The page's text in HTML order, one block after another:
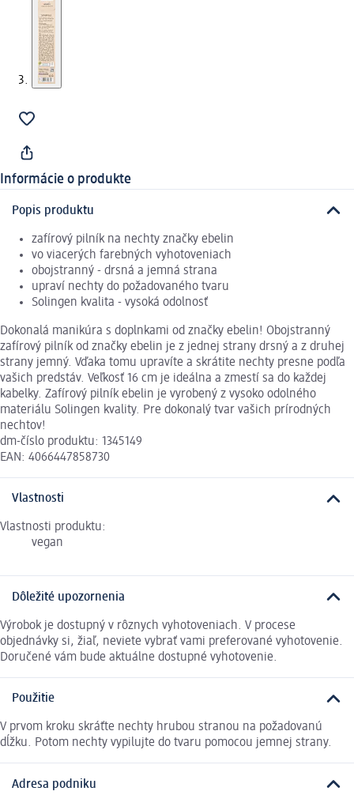
Informácie o produkte
Popis produktu
zafírový pilník na nechty značky ebelin
vo viacerých farebných vyhotoveniach
obojstranný - drsná a jemná strana
upraví nechty do požadovaného tvaru
Solingen kvalita - vysoká odolnosť
Dokonalá manikúra s doplnkami od značky ebelin! Obojstranný
zafírový pilník od značky ebelin je z jednej strany drsný a z druhej
strany jemný. Vďaka tomu upravíte a skrátite nechty presne podľa
vašich predstáv. Veľkosť 16 cm je ideálna a zmestí sa do každej
kabelky. Zafírový pilník ebelin je vyrobený z vysoko odolného
materiálu Solingen kvality. Pre dokonalý tvar vašich prírodných
nechtov!
dm-číslo produktu: 1345149
EAN: 4066447858730
Vlastnosti
Vlastnosti produktu:
vegan
Dôležité upozornenia
Výrobok je dostupný v rôznych vyhotoveniach. V procese
objednávky si, žiaľ, neviete vybrať vami preferované vyhotovenie.
Doručené vám bude aktuálne dostupné vyhotovenie.
Použitie
V prvom kroku skráťte nechty hrubou stranou na požadovanú
dĺžku. Potom nechty vypilujte do tvaru pomocou jemnej strany.
Adresa podniku